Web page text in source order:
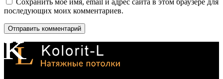
последующих моих комментариев.